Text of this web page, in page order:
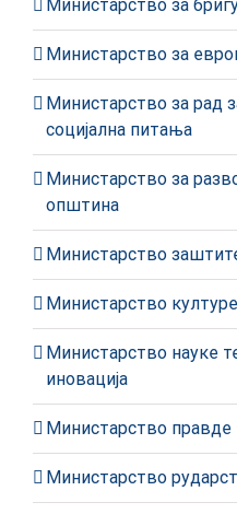
Министарство за
Министарство за
Министарство за рад
социјална питања
Министарство за
општина
Министарство
Министарство културе
Министарство науке
иновација
Министарство правде
Министарство